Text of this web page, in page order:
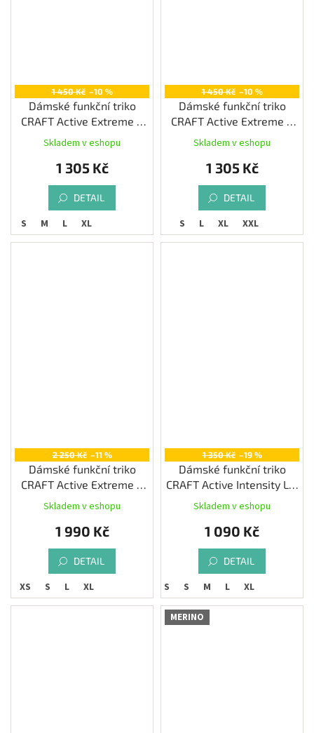
1 450 Kč –10 %
Dámské funkční triko
CRAFT Active Extreme X
SS, bílá
Skladem v eshopu
1 305 Kč
DETAIL
S M L XL
1 450 Kč –10 %
Dámské funkční triko
CRAFT Active Extreme X
SS, černá
Skladem v eshopu
1 305 Kč
DETAIL
S L XL XXL
2 250 Kč –11 %
Dámské funkční triko
CRAFT Active Extreme X
Wind LS
Skladem v eshopu
1 990 Kč
DETAIL
XS S L XL
1 350 Kč –19 %
Dámské funkční triko
CRAFT Active Intensity LS,
Skladem v eshopu
1 090 Kč
DETAIL
XS S M L XL
MERINO